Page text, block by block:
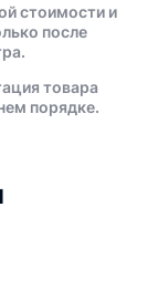
стоимости и
после
товара
порядке.